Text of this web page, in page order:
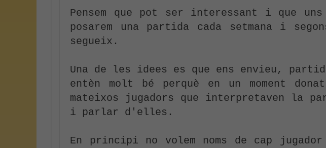
Pensem que pot ser interessant i que
posarem una partida cada setmana i
segueix.
Una de les idees es que ens envieu,
entèn molt bé perquè en un moment
mateixos jugadors que interpretaven la
i parlar d'elles.
En principi no volem noms de cap jugador